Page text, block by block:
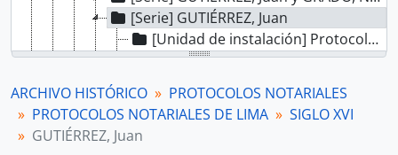
[Serie] GUTIÉRREZ, Juan
[Unidad de instalación] Protocolo notarial de Juan Gutiérrez
[Unidad de instalación] Protocolo notarial de Juan Gutiérrez
[Unidad de instalación] Protocolo notarial de Juan Gutiérrez
[Unidad de instalación] Protocolo notarial de Juan Gutiérrez
ARCHIVO HISTÓRICO
PROTOCOLOS NOTARIALES
PROTOCOLOS NOTARIALES DE LIMA
SIGLO XVI
GUTIÉRREZ, Juan